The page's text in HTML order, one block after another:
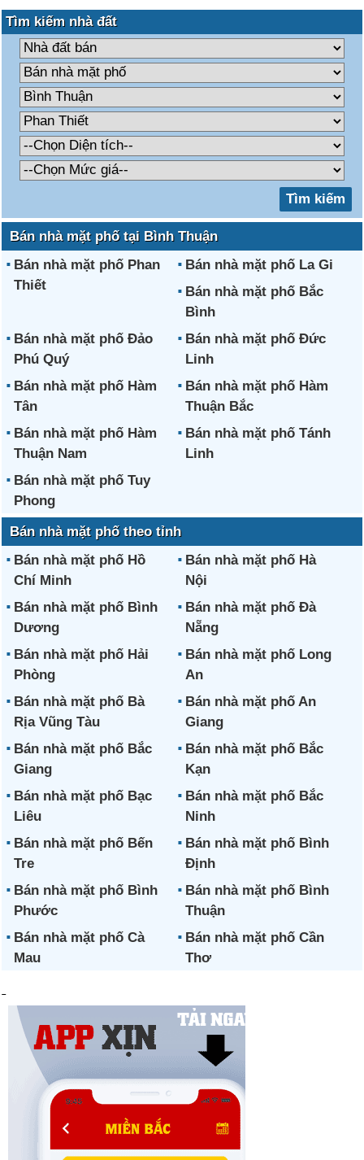
Tìm kiếm nhà đất
Bán nhà mặt phố tại Bình Thuận
Bán nhà mặt phố Phan
Thiết
Bán nhà mặt phố La Gi
Bán nhà mặt phố Bắc
Bình
Bán nhà mặt phố Đảo
Phú Quý
Bán nhà mặt phố Đức
Linh
Bán nhà mặt phố Hàm
Tân
Bán nhà mặt phố Hàm
Thuận Bắc
Bán nhà mặt phố Hàm
Thuận Nam
Bán nhà mặt phố Tánh
Linh
Bán nhà mặt phố Tuy
Phong
Bán nhà mặt phố theo tỉnh
Bán nhà mặt phố Hồ
Chí Minh
Bán nhà mặt phố Hà
Nội
Bán nhà mặt phố Bình
Dương
Bán nhà mặt phố Đà
Nẵng
Bán nhà mặt phố Hải
Phòng
Bán nhà mặt phố Long
An
Bán nhà mặt phố Bà
Rịa Vũng Tàu
Bán nhà mặt phố An
Giang
Bán nhà mặt phố Bắc
Giang
Bán nhà mặt phố Bắc
Kạn
Bán nhà mặt phố Bạc
Liêu
Bán nhà mặt phố Bắc
Ninh
Bán nhà mặt phố Bến
Tre
Bán nhà mặt phố Bình
Định
Bán nhà mặt phố Bình
Phước
Bán nhà mặt phố Bình
Thuận
Bán nhà mặt phố Cà
Mau
Bán nhà mặt phố Cần
Thơ